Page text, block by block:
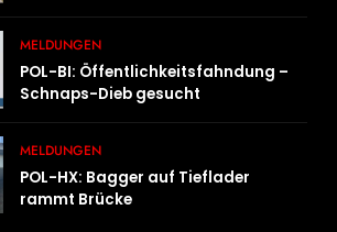
MELDUNGEN
POL-BI: Öffentlichkeitsfahndung –
Schnaps-Dieb gesucht
MELDUNGEN
POL-HX: Bagger auf Tieflader
rammt Brücke